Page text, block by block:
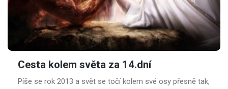
Cesta kolem světa za 14.dní
Píše se rok 2013 a svět se točí kolem své osy přesně tak,